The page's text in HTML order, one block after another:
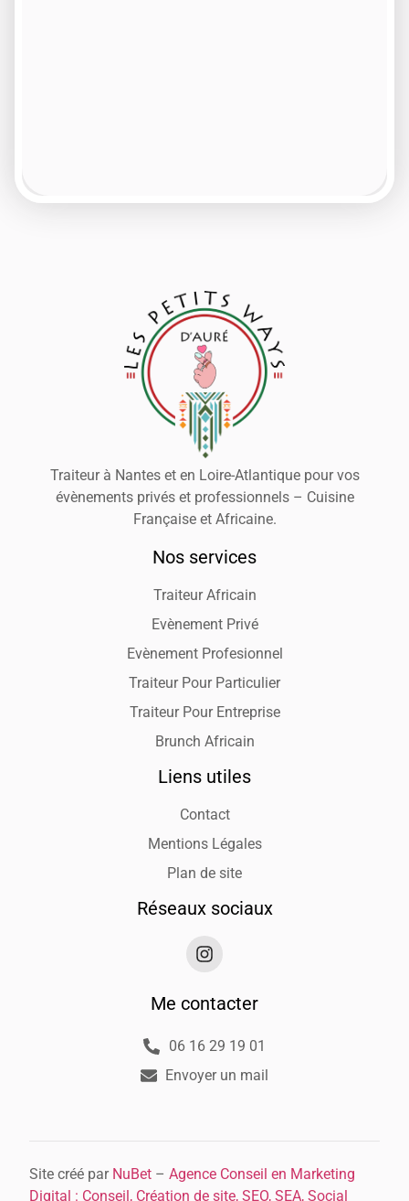
Traiteur à Nantes et en Loire-Atlantique pour vos
évènements privés et professionnels – Cuisine
Française et Africaine.
Nos services
Traiteur Africain
Evènement Privé
Evènement Profesionnel
Traiteur Pour Particulier
Traiteur Pour Entreprise
Brunch Africain
Liens utiles
Contact
Mentions Légales
Plan de site
Réseaux sociaux
Me contacter
06 16 29 19 01
Envoyer un mail
Site créé par NuBet – Agence Conseil en Marketing
Digital : Conseil, Création de site, SEO, SEA, Social